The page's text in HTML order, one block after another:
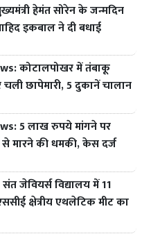
हेमंत सोरेन के जन्मदिन
इकबाल ने दी बधाई
कोटालपोखर में तंबाकू
छापेमारी, 5 दुकानें चालान
5 लाख रुपये मांगने पर
मारने की धमकी, केस दर्ज
जेवियर्स विद्यालय में 11
क्षेत्रीय एथलेटिक मीट का